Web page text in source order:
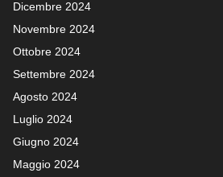
Dicembre 2024
Novembre 2024
Ottobre 2024
Settembre 2024
Agosto 2024
Luglio 2024
Giugno 2024
Maggio 2024